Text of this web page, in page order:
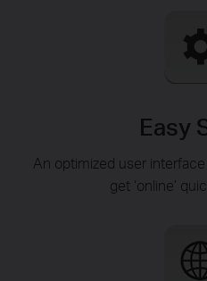
Easy
An optimized user
get ‘online’